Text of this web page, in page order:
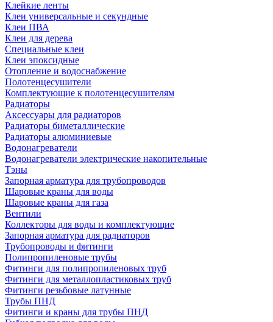
Клейкие ленты
Клеи универсальные и секундные
Клеи ПВА
Клеи для дерева
Специальные клеи
Клеи эпоксидные
Отопление и водоснабжение
Полотенцесушители
Комплектующие к полотенцесушителям
Радиаторы
Аксессуары для радиаторов
Радиаторы биметаллические
Радиаторы алюминиевые
Водонагреватели
Водонагреватели электрические накопительные
Тэны
Запорная арматура для трубопроводов
Шаровые краны для воды
Шаровые краны для газа
Вентили
Коллекторы для воды и комплектующие
Запорная арматура для радиаторов
Трубопроводы и фитинги
Полипропиленовые трубы
Фитинги для полипропиленовых труб
Фитинги для металлопластиковых труб
Фитинги резьбовые латунные
Трубы ПНД
Фитинги и краны для трубы ПНД